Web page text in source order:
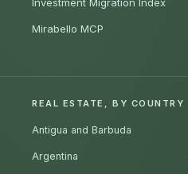
Mirabello MCP
REAL ESTATE, BY COUNTRY
Antigua and Barbuda
Argentina